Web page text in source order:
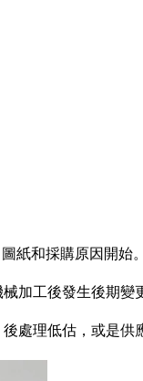
紙和採購原因開始
加工後發生後期
處理低估，或是